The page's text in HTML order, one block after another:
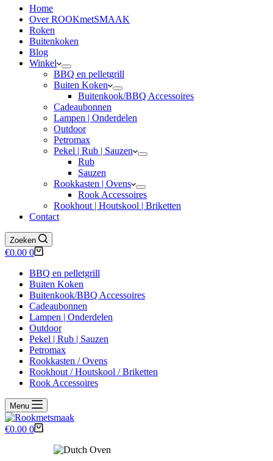
Home
Over ROOKmetSMAAK
Roken
Buitenkoken
Blog
Winkel
BBQ en pelletgrill
Buiten Koken
Buitenkook/BBQ Accessoires
Cadeaubonnen
Lampen | Onderdelen
Outdoor
Petromax
Pekel | Rub | Sauzen
Rub
Sauzen
Rookkasten | Ovens
Rook Accessoires
Rookhout | Houtskool | Briketten
Contact
Zoeken
Winkelwagen
€0.00 0
BBQ en pelletgrill
Buiten Koken
Buitenkook/BBQ Accessoires
Cadeaubonnen
Lampen | Onderdelen
Outdoor
Pekel | Rub | Sauzen
Petromax
Rookkasten / Ovens
Rookhout / Houtskool / Briketten
Rook Accessoires
Menu
Winkelwagen
€0.00 0